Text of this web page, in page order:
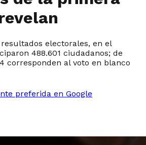
electorales, en el
488.601 ciudadanos; de
corresponden al voto en blanco
preferida en Google